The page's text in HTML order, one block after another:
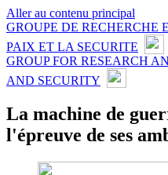
Aller au contenu principal
GROUPE DE RECHERCHE
PAIX ET LA SECURITE
GROUP FOR RESEARCH
AND SECURITY
La machine de
l'épreuve de ses